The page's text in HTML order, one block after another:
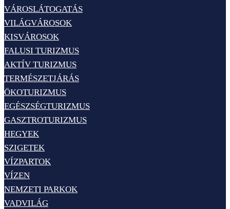
VÁROSLÁTOGATÁS
VILÁGVÁROSOK
KISVÁROSOK
FALUSI TURIZMUS
AKTÍV TURIZMUS
TERMÉSZETJÁRÁS
ÖKOTURIZMUS
EGÉSZSÉGTURIZMUS
GASZTROTURIZMUS
HEGYEK
SZIGETEK
VÍZPARTOK
VÍZEN
NEMZETI PARKOK
VADVILÁG